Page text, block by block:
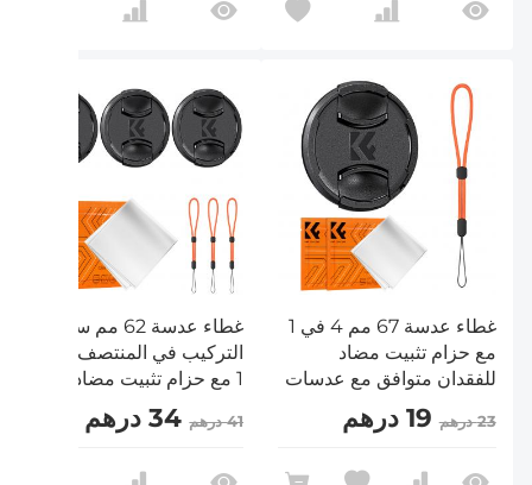
غطاء عدسة 67 مم 4 في 1
مع حزام تثبيت مضاد
للفقدان متوافق مع عدسات
كاميرات نيكون وكانون
وسوني وفوجي فيلم
23 درهم 19 درهم
غطاء عدسة 62 مم سهل
1 مع حزام تثبيت مضاد للفقد
متوافق مع عدسات كاميرات
نيكون وكانون وسوني
41 درهم 34 درهم